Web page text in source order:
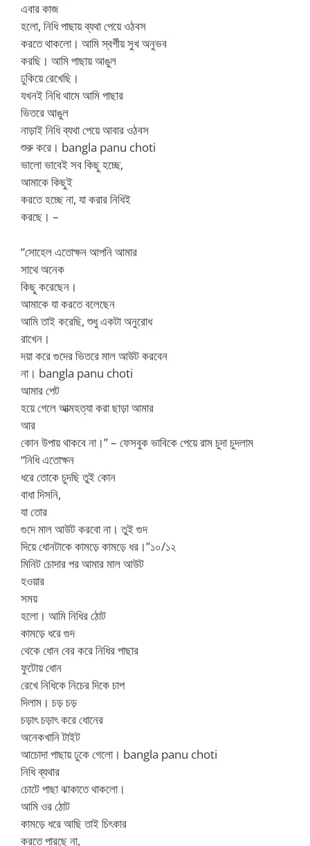
এবার কাজ
হলো, নিধি পাছায় ব্যথা পেয়ে ওঠবস
করতে থাকলো। আমি স্বর্গীয় সুখ অনুভব
করছি। আমি পাছায় আঙুল
ঢুকিয়ে রেখেছি।
যখনই নিধি থামে আমি পাছার
ভিতরে আঙুল
নাড়াই নিধি ব্যথা পেয়ে আবার ওঠবস
শুরু করে। bangla panu choti
ভালো ভাবেই সব কিছু হচ্ছে,
আমাকে কিছুই
করতে হচ্ছে না, যা করার নিধিই
করছে। –
“সোহেল এতোক্ষন আপনি আমার
সাথে অনেক
কিছু করেছেন।
আমাকে যা করতে বলেছেন
আমি তাই করেছি, শুধু একটা অনুরোধ
রাখেন।
দয়া করে গুদের ভিতরে মাল আউট করবেন
না। bangla panu choti
আমার পেট
হয়ে গেলে আত্মহত্যা করা ছাড়া আমার
আর
কোন উপায় থাকবে না।” – ফেসবুক ভাবিকে পেয়ে রাম চুদা চুদলাম
“নিধি এতোক্ষন
ধরে তোকে চুদছি তুই কোন
বাধা দিসনি,
যা তোর
গুদে মাল আউট করবো না। তুই গুদ
দিয়ে ধোনটাকে কামড়ে কামড়ে ধর।”১০/১২
মিনিট চোদার পর আমার মাল আউট
হওয়ার
সময়
হলো। আমি নিধির ঠোট
কামড়ে ধরে গুদ
থেকে ধোন বের করে নিধির পাছার
ফুটোয় ধোন
রেখে নিধিকে নিচের দিকে চাপ
দিলাম। চড় চড়
চড়াৎ চড়াৎ করে ধোনের
অনেকখানি টাইট
আচোদা পাছায় ঢুকে গেলো। bangla panu choti
নিধি ব্যথার
চোটে পাছা ঝাকাতে থাকলো।
আমি ওর ঠোট
কামড়ে ধরে আছি তাই চিৎকার
করতে পারছে না,